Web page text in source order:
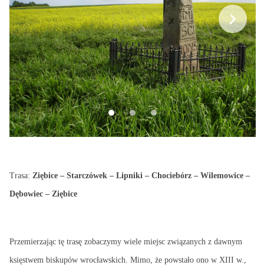
Rynek w Ziębicach
Ziębice
Trasa: Ziębice – Starczówek – Lipniki – Chociebórz – Wilemowice –
Dębowiec – Ziębice
Przemierzając tę trasę zobaczymy wiele miejsc związanych z dawnym
księstwem biskupów wrocławskich. Mimo, że powstało ono w XIII w.,